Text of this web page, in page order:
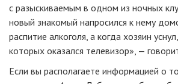
с разыскиваемым в одном из ночных
новый знакомый напросился к нему
распитие алкоголя, а когда хозяин
которых оказался телевизор», —
Если вы располагаете информацией о